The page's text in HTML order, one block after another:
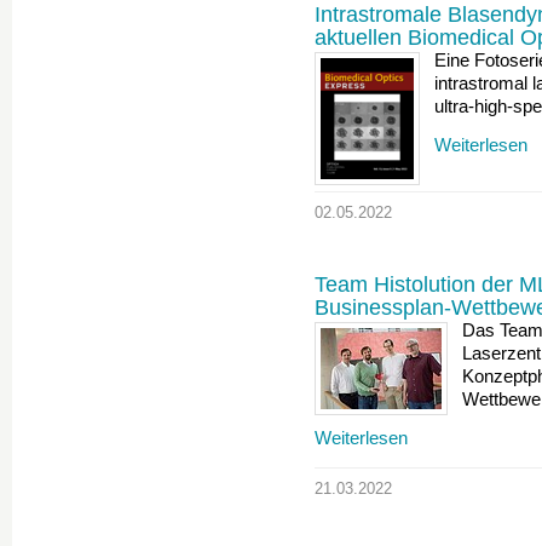
Intrastromale
aktuellen Biomedical
Eine
intrastromal
ultra-high-
Weiterlesen
02.05.2022
Team Histolution der
Businessplan-
Das
Weiterlesen
21.03.2022